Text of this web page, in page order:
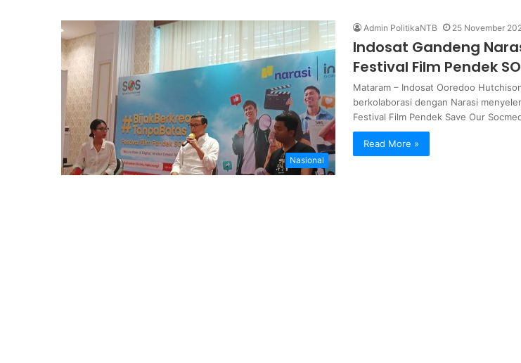
Nasional
Admin PolitikaNTB 25 November
Indosat Gandeng
Festival Film Pendek
Mataram – Indosat Ooredoo
berkolaborasi dengan Narasi
Festival Film Pendek Save Our
Read More »